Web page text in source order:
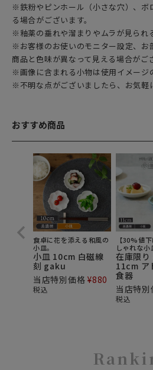
※鉄粉やピンホール（小さな穴）、ボ
る場合がございます。
※釉薬の垂れや溜まりやムラが見られ
※お客様のお使いのモニター設定、お
商品と色味が異なって見える場合がご
※画像に含まれる小物は使用イメージ
※不明な点がございましたら、お気軽
おすすめ商品
食卓に花を添える和風の
小皿。
小皿 10cm 白磁線
刻 gaku
当店特別価格 ¥880
税込
【30%値
しゃれな小
在庫限り
11cm ア
食器
当店特別
税込